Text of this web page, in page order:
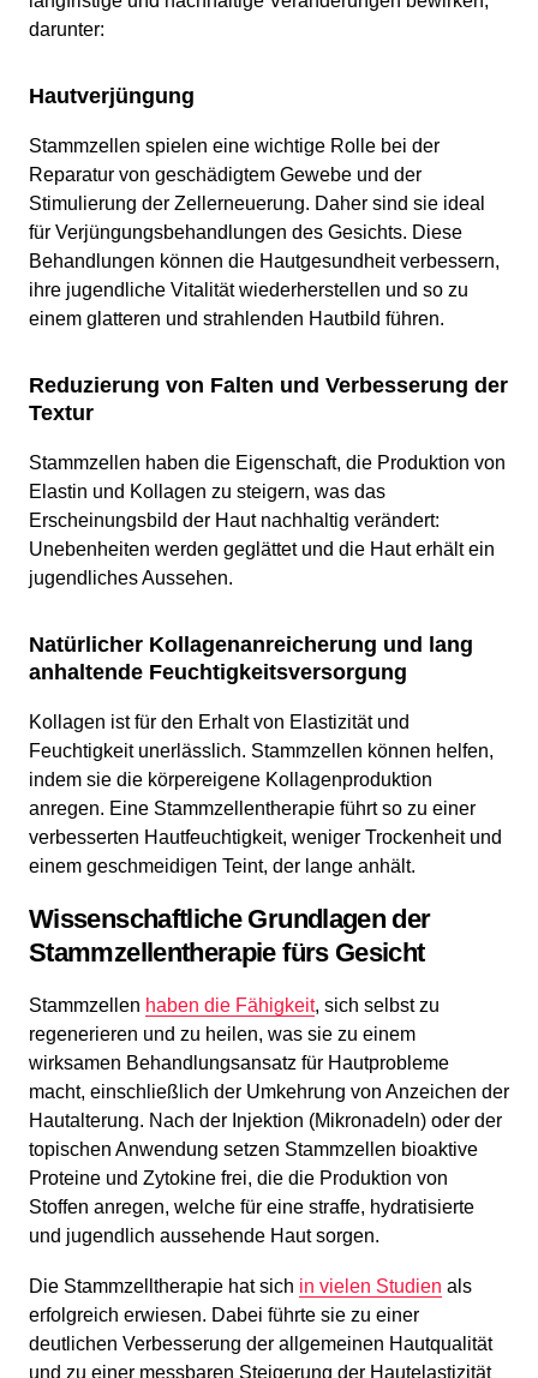
darunter:
Hautverjüngung
Stammzellen spielen eine wichtige Rolle bei der
Reparatur von geschädigtem Gewebe und der
Stimulierung der Zellerneuerung. Daher sind sie ideal
für Verjüngungsbehandlungen des Gesichts. Diese
Behandlungen können die Hautgesundheit verbessern,
ihre jugendliche Vitalität wiederherstellen und so zu
einem glatteren und strahlenden Hautbild führen.
Reduzierung von Falten und Verbesserung der
Textur
Stammzellen haben die Eigenschaft, die Produktion von
Elastin und Kollagen zu steigern, was das
Erscheinungsbild der Haut nachhaltig verändert:
Unebenheiten werden geglättet und die Haut erhält ein
jugendliches Aussehen.
Natürlicher Kollagenanreicherung und lang
anhaltende Feuchtigkeitsversorgung
Kollagen ist für den Erhalt von Elastizität und
Feuchtigkeit unerlässlich. Stammzellen können helfen,
indem sie die körpereigene Kollagenproduktion
anregen. Eine Stammzellentherapie führt so zu einer
verbesserten Hautfeuchtigkeit, weniger Trockenheit und
einem geschmeidigen Teint, der lange anhält.
Wissenschaftliche Grundlagen der
Stammzellentherapie fürs Gesicht
Stammzellen haben die Fähigkeit, sich selbst zu
regenerieren und zu heilen, was sie zu einem
wirksamen Behandlungsansatz für Hautprobleme
macht, einschließlich der Umkehrung von Anzeichen der
Hautalterung. Nach der Injektion (Mikronadeln) oder der
topischen Anwendung setzen Stammzellen bioaktive
Proteine und Zytokine frei, die die Produktion von
Stoffen anregen, welche für eine straffe, hydratisierte
und jugendlich aussehende Haut sorgen.
Die Stammzelltherapie hat sich in vielen Studien als
erfolgreich erwiesen. Dabei führte sie zu einer
deutlichen Verbesserung der allgemeinen Hautqualität
und zu einer messbaren Steigerung der Hautelastizität